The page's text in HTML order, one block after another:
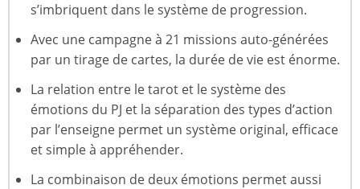
s’imbriquent dans le système de progression.
Avec une campagne à 21 missions auto-générées
par un tirage de cartes, la durée de vie est énorme.
La relation entre le tarot et le système des
émotions du PJ et la séparation des types d’action
par l’enseigne permet un système original, efficace
et simple à appréhender.
La combinaison de deux émotions permet aussi